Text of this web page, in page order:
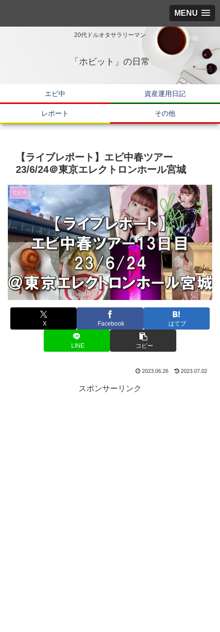
MENU
20代ドルオタサラリーマン
「ホビット」の日常
エビ中 資産運用日記
レポート その他
【ライブレポート】エビ中春ツアー
23/6/24＠東京エレクトロンホール宮城
エビ中
X Facebook はてブ
LINE コピー
2023.06.26 2023.07.02
スポンサーリンク